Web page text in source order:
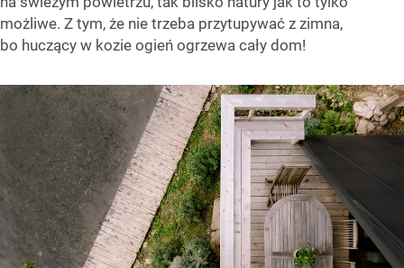
możliwe. Z tym, że nie trzeba przytupywać z zimna,
bo huczący w kozie ogień ogrzewa cały dom!